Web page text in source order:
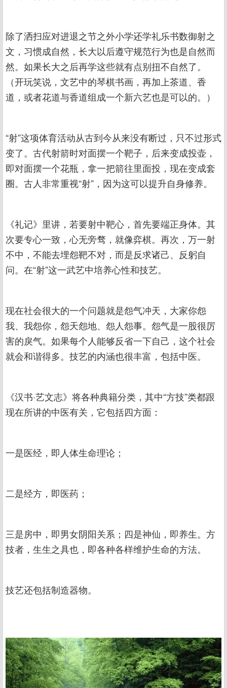
除了洒扫应对进退之节之外小学还学礼乐书数御射之
文，习惯成自然，长大以后遵守规范行为也是自然而
然。如果长大之后再学这些就有点别扭不自然了。
（开玩笑说，文艺中的琴棋书画，再加上茶道、香
道，或者花道与香道组成一个新六艺也是可以的。）
“射”这项体育活动从古到今从来没有断过，只不过形式
变了。古代射箭时对面摆一个靶子，后来变成投壶，
即对面摆一个花瓶，拿一把箭往里面投，现在变成套
圈。古人非常重视“射”，因为这可以提升自身修养。
《礼记》里讲，若要射中靶心，首先要端正身体。其
次要专心一致，心无旁骛，就像弈棋。再次，万一射
不中，不能去埋怨靶不对，而是反求诸己、反躬自
问。在“射”这一武艺中培养心性和技艺。
现在社会很大的一个问题就是怨气冲天，大家你怨
我、我怨你，怨天怨地、怨人怨事。怨气是一股很厉
害的戾气。如果每个人能够反省一下自己，这个社会
就会和谐得多。技艺的内涵也很丰富，包括中医。
《汉书·艺文志》将各种典籍分类，其中“方技”类都跟
现在所讲的中医有关，它包括四方面：
一是医经，即人体生命理论；
二是经方，即医药；
三是房中，即男女阴阳关系；四是神仙，即养生。方
技者，生生之具也，即各种各样维护生命的方法。
技艺还包括制造器物。